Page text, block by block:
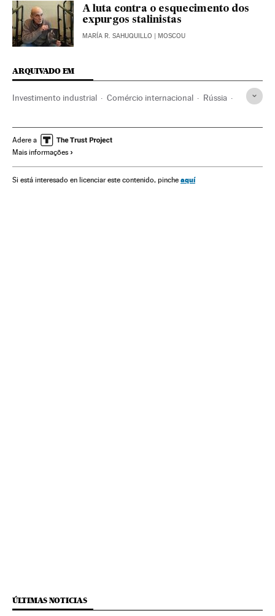
A luta contra o esquecimento dos
expurgos stalinistas
MARÍA R. SAHUQUILLO | MOSCOU
ARQUIVADO EM
Investimento industrial Comércio internacional Rússia
Comércio Indústria Ideas
Adere a
Mais informações
Si está interesado en licenciar este contenido, pinche aquí
ÚLTIMAS NOTICIAS